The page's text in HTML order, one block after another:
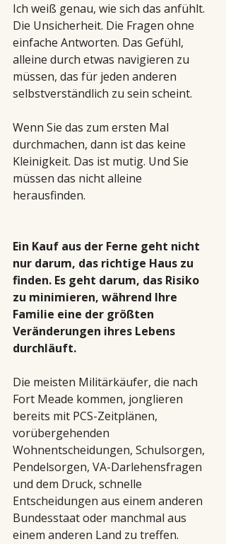
Ich weiß genau, wie sich das anfühlt.
Die Unsicherheit. Die Fragen ohne
einfache Antworten. Das Gefühl,
alleine durch etwas navigieren zu
müssen, das für jeden anderen
selbstverständlich zu sein scheint.
Wenn Sie das zum ersten Mal
durchmachen, dann ist das keine
Kleinigkeit. Das ist mutig. Und Sie
müssen das nicht alleine
herausfinden.
Ein Kauf aus der Ferne geht nicht
nur darum, das richtige Haus zu
finden. Es geht darum, das Risiko
zu minimieren, während Ihre
Familie eine der größten
Veränderungen ihres Lebens
durchläuft.
Die meisten Militärkäufer, die nach
Fort Meade kommen, jonglieren
bereits mit PCS-Zeitplänen,
vorübergehenden
Wohnentscheidungen, Schulsorgen,
Pendelsorgen, VA-Darlehensfragen
und dem Druck, schnelle
Entscheidungen aus einem anderen
Bundesstaat oder manchmal aus
einem anderen Land zu treffen.